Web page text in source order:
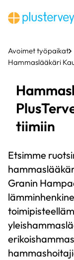
sisältöön
Avoimet työpaikat
Hammaslääkäri
tiimiin
Etsimme
Granin